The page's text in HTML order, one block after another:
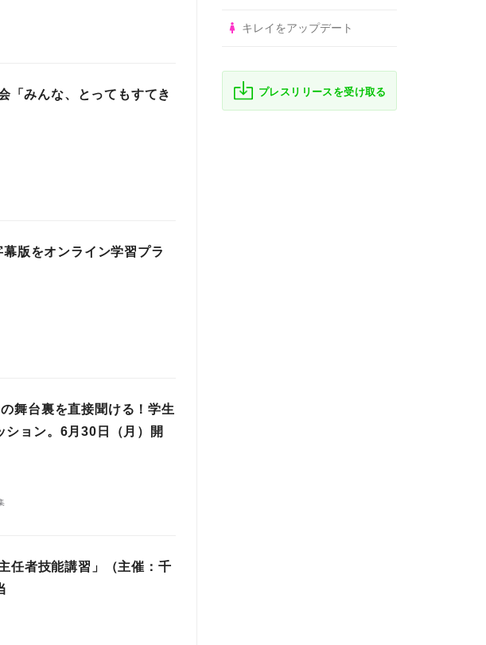
「みんな、とってもすてき
版をオンライン学習プラ
舞台裏を直接聞ける！学生
ション。6月30日（月）開
任者技能講習」（主催：千
キレイをアップデート
プレスリリースを受け取る